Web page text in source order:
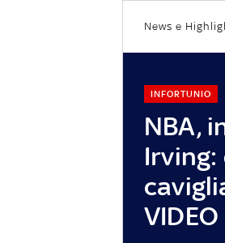
News e
NBA,
VIDEO
INFORTUNIO